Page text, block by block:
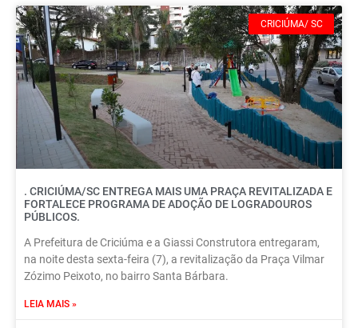
CRICIÚMA/ SC
. CRICIÚMA/SC ENTREGA MAIS UMA PRAÇA REVITALIZADA E
FORTALECE PROGRAMA DE ADOÇÃO DE LOGRADOUROS
PÚBLICOS.
A Prefeitura de Criciúma e a Giassi Construtora entregaram,
na noite desta sexta-feira (7), a revitalização da Praça Vilmar
Zózimo Peixoto, no bairro Santa Bárbara.
LEIA MAIS »